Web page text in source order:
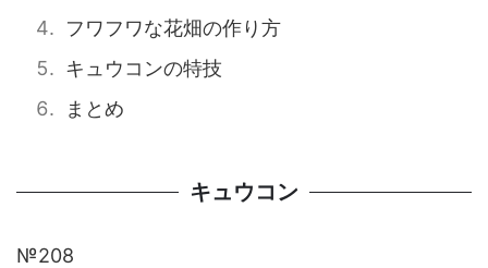
フワフワな花畑の作り方
キュウコンの特技
まとめ
キュウコン
№208